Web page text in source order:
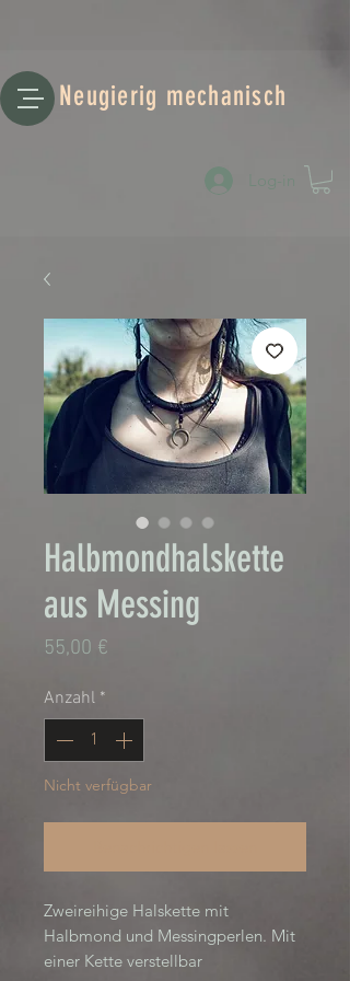
Neugierig mechanisch
Log-in
Halbmondhalskette
aus Messing
55,00 €
Anzahl *
Nicht verfügbar
Zweireihige Halskette mit
Halbmond und Messingperlen. Mit
einer Kette verstellbar